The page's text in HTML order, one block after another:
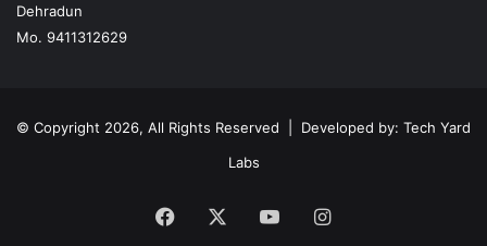
Dehradun
Mo. 9411312629
© Copyright 2026, All Rights Reserved | Developed by: Tech Yard
Labs
Facebook YouTubeInstagram